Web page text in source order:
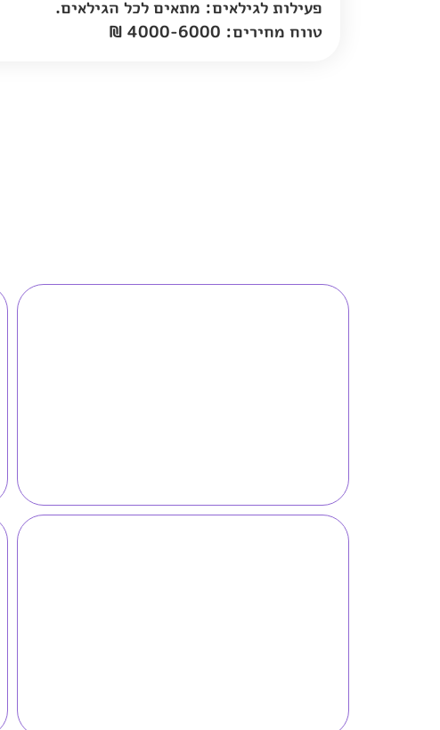
פעילות לגילאים: מתאים לכל הגילאים.
טווח מחירים: 4000-6000 ₪